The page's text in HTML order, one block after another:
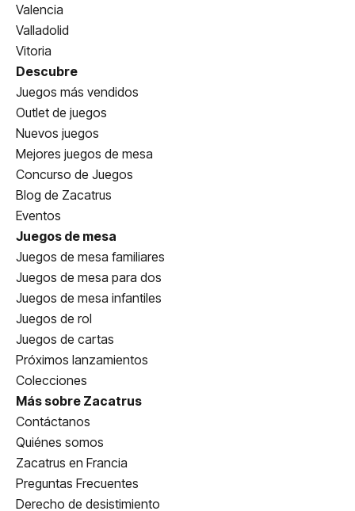
Valencia
Valladolid
Vitoria
Descubre
Juegos más vendidos
Outlet de juegos
Nuevos juegos
Mejores juegos de mesa
Concurso de Juegos
Blog de Zacatrus
Eventos
Juegos de mesa
Juegos de mesa familiares
Juegos de mesa para dos
Juegos de mesa infantiles
Juegos de rol
Juegos de cartas
Próximos lanzamientos
Colecciones
Más sobre Zacatrus
Contáctanos
Quiénes somos
Zacatrus en Francia
Preguntas Frecuentes
Derecho de desistimiento